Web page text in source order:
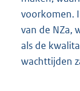
voorkomen.
van de NZa,
als de
wachttijden